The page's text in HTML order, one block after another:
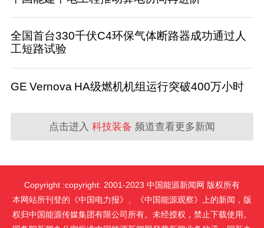
全国首台330千伏C4环保气体断路器成功通过人
工短路试验
GE Vernova HA级燃机机组运行突破400万小时
点击进入 科技装备 频道查看更多新闻
Copyright :copyright: 2001-2023 中国能源新闻网 版权所有
本网站所刊登的《中国电力报》、《中国能源观察》上的新闻，版
权归中国能源传媒集团有限公司所有。未经授权，禁止下载使用。